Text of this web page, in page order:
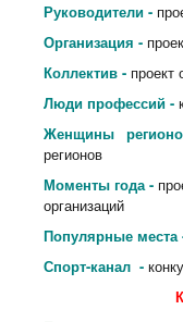
Руководители -
Организация -
Коллектив - проект
Люди профессий -
Женщины
регионов
Моменты года -
организаций
Популярные места
Спорт-канал -